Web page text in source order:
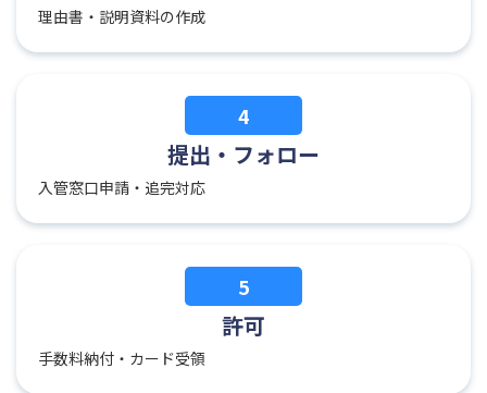
理由書・説明資料の作成
4
提出・フォロー
入管窓口申請・追完対応
5
許可
手数料納付・カード受領